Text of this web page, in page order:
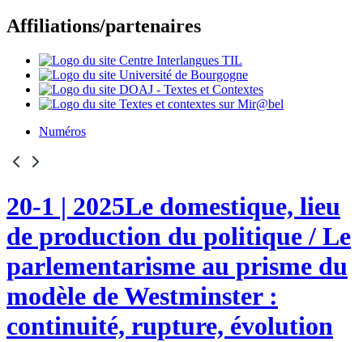
Affiliations/partenaires
Numéros
20-1 | 2025Le domestique, lieu
de production du politique / Le
parlementarisme au prisme du
modèle de Westminster :
continuité, rupture, évolution